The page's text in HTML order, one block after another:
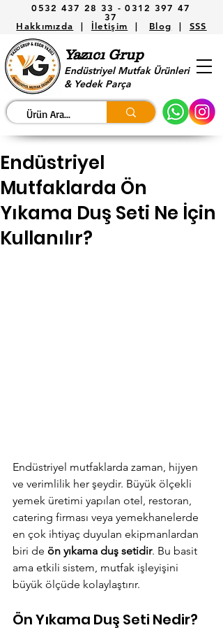
0532 437 28 33 -0312 397 47
37
Hakkımızda | İletişim | Blog | SSS
Yazıcı Grup
Endüstriyel Mutfak Ürünleri
& Yedek Parça
Endüstriyel
Mutfaklarda Ön
Yıkama Duş Seti Ne İçin
Kullanılır?
Endüstriyel mutfaklarda zaman, hijyen
ve verimlilik her şeydir. Büyük ölçekli
yemek üretimi yapılan otel, restoran,
catering firması veya yemekhanelerde
en çok ihtiyaç duyulan ekipmanlardan
biri de ön yıkama duş setidir. Bu basit
ama etkili sistem, mutfak işleyişini
büyük ölçüde kolaylaştırır.
Ön Yıkama Duş Seti Nedir?